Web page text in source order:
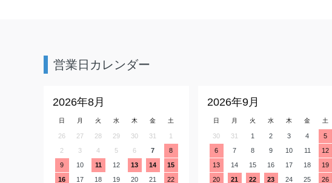
営業日カレンダー
2026年8月
日 月 火 水 木 金 土
26 27 28 29 30 31
1
2
3 4 5 6 7
8
9
10 11 12 13 14
15
16
17 18 19 20 21 22
2026年9月
日 月 火 水 木 金 土
30 31 1 2 3 4
5
6
7 8 9 10 11
12
13
14 15 16 17 18
19
20
21 22 23 24 25 26